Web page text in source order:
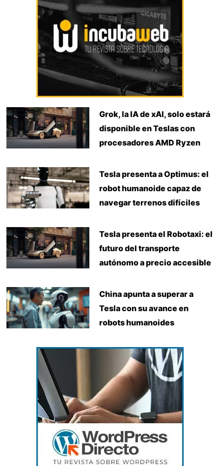
Grok, la IA de xAI, solo estará
disponible en Teslas con
procesadores AMD Ryzen
Tesla presenta a Optimus: el
robot humanoide capaz de
navegar terrenos difíciles
Tesla presenta el Robotaxi: el
futuro del transporte
autónomo a precio accesible
China apunta a superar a
Tesla con su avance en
robots humanoides